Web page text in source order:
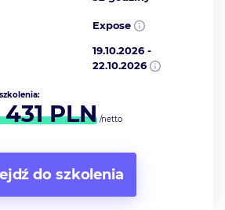
Expose
19.10.2026 -
22.10.2026
431PLN /netto
do szkolenia